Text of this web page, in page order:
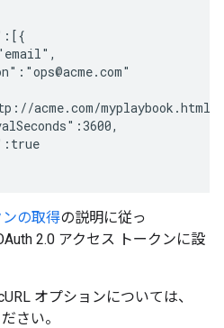
acme.com/
ンの取得の説明に従っ
2.0 アクセス トークンに設
オプションについては、
さい。